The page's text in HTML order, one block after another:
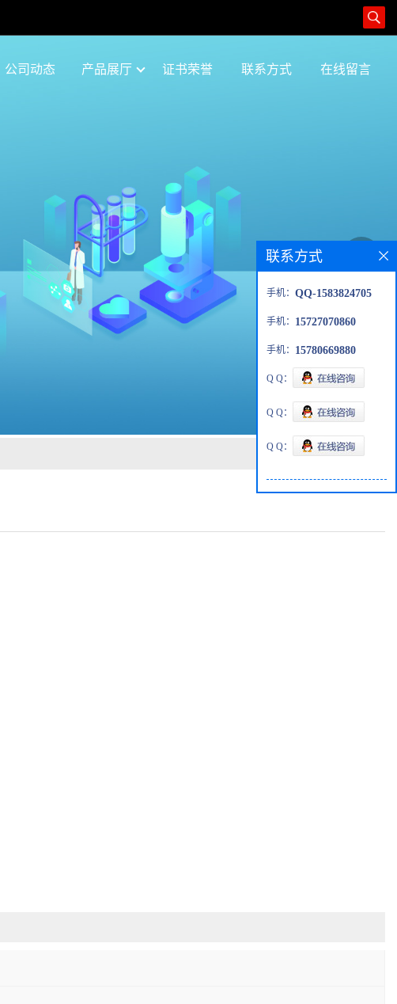
公司动态 产品展厅 证书荣誉 联系方式 在线留言
联系方式
手机： QQ-1583824705
手机： 15727070860
手机： 15780669880
Q Q：
Q Q：
Q Q：